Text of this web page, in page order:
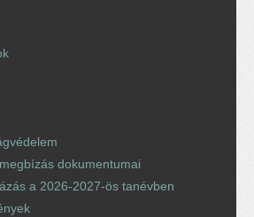
dokumentumai
a 2026-2027-ös tanévben